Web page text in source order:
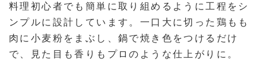
料理初心者でも簡単に取り組めるように工程をシ
ンプルに設計しています。一口大に切った鶏もも
肉に小麦粉をまぶし、鍋で焼き色をつけるだけ
で、見た目も香りもプロのような仕上がりに。